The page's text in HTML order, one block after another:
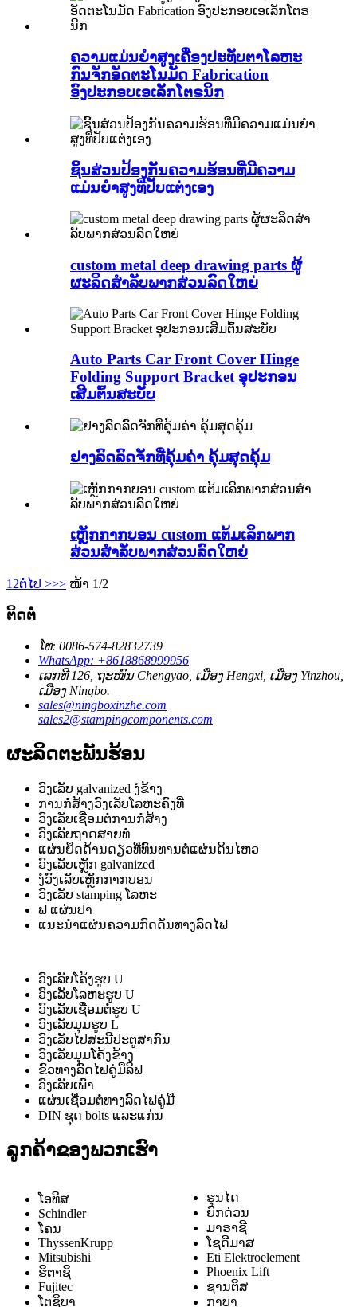
ຄວາມແມ່ນຍໍາສູງເຄື່ອງປະທັບຕາໂລຫະ
ກົນຈັກອັດຕະໂນມັດ Fabrication
ອົງປະກອບເອເລັກໂຕຣນິກ
ຊິ້ນສ່ວນປ້ອງກັນຄວາມຮ້ອນທີ່ມີຄວາມ
ແມ່ນຍໍາສູງທີ່ປັບແຕ່ງເອງ
custom metal deep drawing parts ຜູ້
ຜະລິດສໍາລັບພາກສ່ວນລົດໃຫຍ່
Auto Parts Car Front Cover Hinge
Folding Support Bracket ອຸປະກອນ
ເສີມຕົ້ນສະບັບ
ຢາງລົດລົດຈັກທີ່ຄຸ້ມຄ່າ ຄຸ້ມສຸດຄຸ້ມ
ເຫຼັກກາກບອນ custom ແຕ້ມເລິກພາກ
ສ່ວນສໍາລັບພາກສ່ວນລົດໃຫຍ່
1 2ຕໍ່ໄປ >>> ໜ້າ 1/2
ຕິດຕໍ່
ໂທ: 0086-574-82832739
WhatsApp: +8618868999956
ເລກທີ 126, ຖະໜົນ Chengyao, ເມືອງ Hengxi, ເມືອງ Yinzhou,
ເມືອງ Ningbo.
sales@ningboxinzhe.com
sales2@stampingcomponents.com
ຜະລິດຕະພັນຮ້ອນ
ວົງເລັບ galvanized ງໍຂ້າງ
ການກໍ່ສ້າງວົງເລັບໂລຫະຄົງທີ່
ວົງເລັບເຊື່ອມຕໍ່ການກໍ່ສ້າງ
ວົງເລັບຖາດສາຍທໍ່
ແຜ່ນຍຶດດ້ານດຽວທີ່ທົນທານຕໍ່ແຜ່ນດິນໄຫວ
ວົງເລັບເຫຼັກ galvanized
ງໍວົງເລັບເຫຼັກກາກບອນ
ວົງເລັບ stamping ໂລຫະ
ຟ ແຜ່ນປາ
ແນະນຳແຜ່ນຄວາມກົດດັນທາງລົດໄຟ
ວົງເລັບໂຄ້ງຮູບ U
ວົງເລັບໂລຫະຮູບ U
ວົງເລັບເຊື່ອມຕໍ່ຮູບ U
ວົງເລັບມຸມຮູບ L
ວົງເລັບໄປສະນີປະຕູສາກົນ
ວົງເລັບມຸມໂຄ້ງຂ້າງ
ຂົວທາງລົດໄຟຄູ່ມືລິຟ
ວົງເລັບເພົາ
ແຜ່ນເຊື່ອມຕໍ່ທາງລົດໄຟຄູ່ມື
DIN ຊຸດ bolts ແລະແກ່ນ
ລູກຄ້າຂອງພວກເຮົາ
ໂອທິສ
Schindler
ໂຄນ
ThyssenKrupp
Mitsubishi
ຮິຕາຊິ
Fujitec
ໂຕຊິບາ
ຮຸນໄດ
ຍົກດ່ວນ
ມາຣາຊີ
ໂຊດີມາສ
Eti Elektroelement
Phoenix Lift
ຊານຕິສ
ກາບາ